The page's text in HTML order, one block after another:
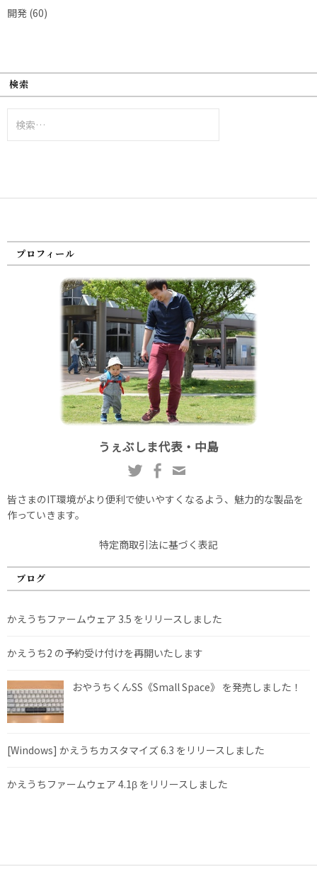
開発 (60)
検索
索:
プロフィール
うぇぶしま代表・中島
皆さまのIT環境がより便利で使いやすくなるよう、魅力的な製品を
作っていきます。
特定商取引法に基づく表記
ブログ
かえうちファームウェア 3.5 をリリースしました
かえうち2 の予約受け付けを再開いたします
おやうちくんSS《Small Space》 を発売しました！
[Windows] かえうちカスタマイズ 6.3 をリリースしました
かえうちファームウェア 4.1β をリリースしました